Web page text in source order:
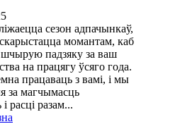
сезон адпачынкаў,
момантам, каб
падзяку за ваш
на працягу ўсяго года.
працаваць з вамі, і мы
за магчымасць
расці разам...